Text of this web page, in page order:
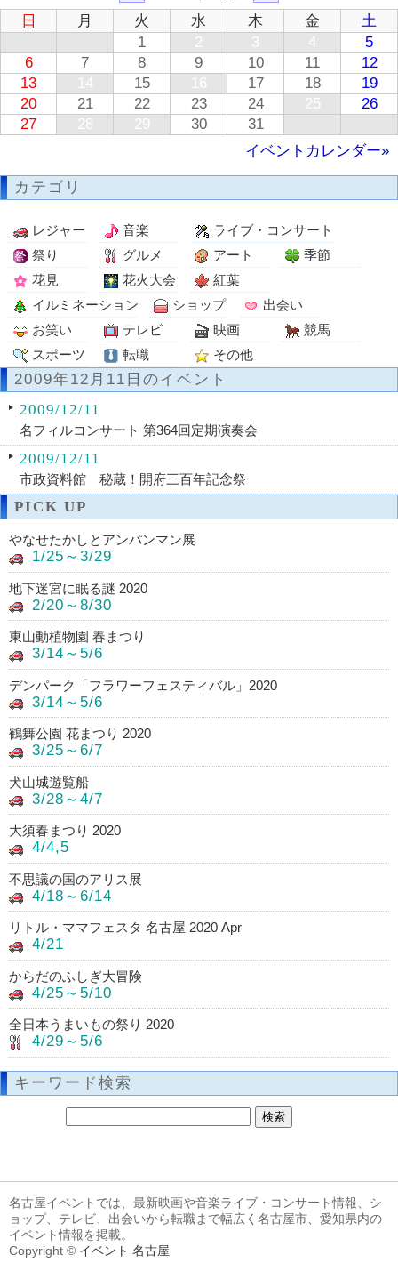
日
月 火 水 木 金
土
1
2 3 4
5
6
7 8 9 10 11
12
13
14 15 16 17 18
19
20
21 22 23 24 25
26
27
28 29 30
31
イベントカレンダー»
カテゴリ
レジャー 音楽
ライブ・コンサート
祭り
グルメ アート
季節
花見
花火大会
紅葉
イルミネーション
ショップ
出会い
お笑い
テレビ 映画
競馬
スポーツ
転職 その他
2009年12月11日のイベント
2009/12/11
名フィルコンサート 第364回定期演奏会
2009/12/11
市政資料館 秘蔵！開府三百年記念祭
PICK UP
やなせたかしとアンパンマン展
1/25～3/29
地下迷宮に眠る謎 2020
2/20～8/30
東山動植物園 春まつり
3/14～5/6
デンパーク「フラワーフェスティバル」2020
3/14～5/6
鶴舞公園 花まつり 2020
3/25～6/7
犬山城遊覧船
3/28～4/7
大須春まつり 2020
4/4,5
不思議の国のアリス展
4/18～6/14
リトル・ママフェスタ 名古屋 2020 Apr
4/21
からだのふしぎ大冒険
4/25～5/10
全日本うまいもの祭り 2020
4/29～5/6
キーワード検索
名古屋イベントでは、最新映画や音楽ライブ・コンサート情報、シ
ョップ、テレビ、出会いから転職まで幅広く名古屋市、愛知県内の
イベント情報を掲載。
Copyright © イベント 名古屋